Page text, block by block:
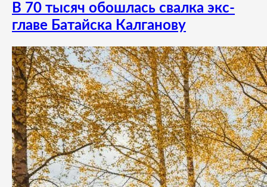
В 70 тысяч обошлась свалка экс-
главе Батайска Калганову